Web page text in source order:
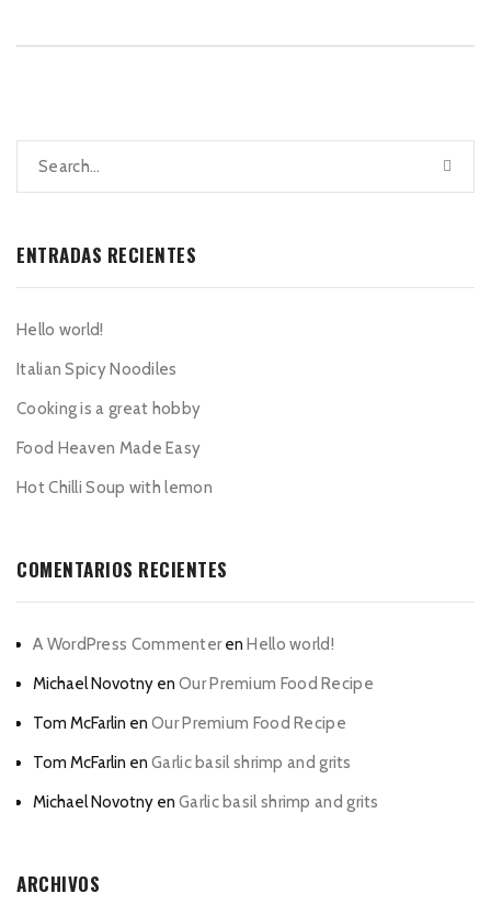
ENTRADAS RECIENTES
Hello world!
Italian Spicy Noodiles
Cooking is a great hobby
Food Heaven Made Easy
Hot Chilli Soup with lemon
COMENTARIOS RECIENTES
A WordPress CommenterenHello world!
Michael Novotny en Our Premium Food Recipe
Tom McFarlin en Our Premium Food Recipe
Tom McFarlin en Garlic basil shrimp and grits
Michael Novotny en Garlic basil shrimp and grits
ARCHIVOS